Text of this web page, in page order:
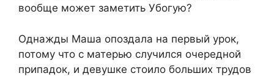
вообще может заметить Убогую?
Однажды Маша опоздала на первый урок,
потому что с матерью случился очередной
припадок, и девушке стоило больших трудов